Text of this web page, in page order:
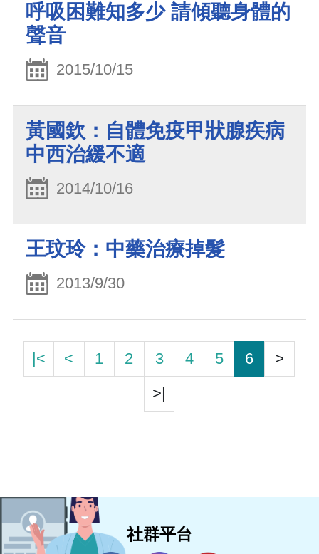
呼吸困難知多少 請傾聽身體的
聲音
2015/10/15
黃國欽：自體免疫甲狀腺疾病
中西治緩不適
2014/10/16
王玟玲：中藥治療掉髮
2013/9/30
|< < 1 2 3 4 5 6
>
>|
社群平台